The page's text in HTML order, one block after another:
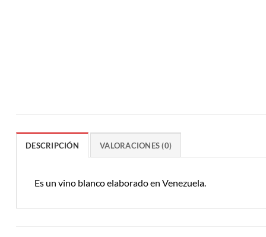
DESCRIPCIÓN VALORACIONES (0)
Es un vino blanco elaborado en Venezuela.